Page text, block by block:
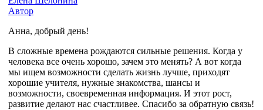
Автор
Анна, добрый день!
В сложные времена рождаются сильные решения. Когда у
человека все очень хорошо, зачем это менять? А вот когда
мы ищем возможности сделать жизнь лучше, приходят
хорошие учителя, нужные знакомства, шансы и
возможности, своевременная информация. И этот рост,
развитие делают нас счастливее. Спасибо за обратную связь!